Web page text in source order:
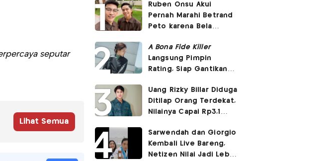
seputar
Lihat Semua
Ruben Onsu Akui
Pernah Marahi Betrand
Peto karena Bela
A Bona Fide Killer
Langsung Pimpin
Rating, Siap Gantikan
Uang Rizky Billar Diduga
Ditilap Orang Terdekat,
Nilainya Capai Rp3,1
Sarwendah dan Giorgio
Kembali Live Bareng,
Netizen Nilai Jadi Lebih